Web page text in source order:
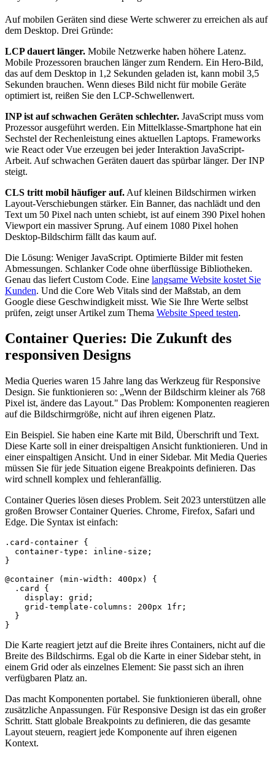
Auf mobilen Geräten sind diese Werte schwerer zu erreichen als auf
dem Desktop. Drei Gründe:
LCP dauert länger. Mobile Netzwerke haben höhere Latenz.
Mobile Prozessoren brauchen länger zum Rendern. Ein Hero-Bild,
das auf dem Desktop in 1,2 Sekunden geladen ist, kann mobil 3,5
Sekunden brauchen. Wenn dieses Bild nicht für mobile Geräte
optimiert ist, reißen Sie den LCP-Schwellenwert.
INP ist auf schwachen Geräten schlechter. JavaScript muss vom
Prozessor ausgeführt werden. Ein Mittelklasse-Smartphone hat ein
Sechstel der Rechenleistung eines aktuellen Laptops. Frameworks
wie React oder Vue erzeugen bei jeder Interaktion JavaScript-
Arbeit. Auf schwachen Geräten dauert das spürbar länger. Der INP
steigt.
CLS tritt mobil häufiger auf. Auf kleinen Bildschirmen wirken
Layout-Verschiebungen stärker. Ein Banner, das nachlädt und den
Text um 50 Pixel nach unten schiebt, ist auf einem 390 Pixel hohen
Viewport ein massiver Sprung. Auf einem 1080 Pixel hohen
Desktop-Bildschirm fällt das kaum auf.
Die Lösung: Weniger JavaScript. Optimierte Bilder mit festen
Abmessungen. Schlanker Code ohne überflüssige Bibliotheken.
Genau das liefert Custom Code. Eine langsame Website kostet Sie
Kunden. Und die Core Web Vitals sind der Maßstab, an dem
Google diese Geschwindigkeit misst. Wie Sie Ihre Werte selbst
prüfen, zeigt unser Artikel zum Thema Website Speed testen.
Container Queries: Die Zukunft des
responsiven Designs
Media Queries waren 15 Jahre lang das Werkzeug für Responsive
Design. Sie funktionieren so: „Wenn der Bildschirm kleiner als 768
Pixel ist, ändere das Layout." Das Problem: Komponenten reagieren
auf die Bildschirmgröße, nicht auf ihren eigenen Platz.
Ein Beispiel. Sie haben eine Karte mit Bild, Überschrift und Text.
Diese Karte soll in einer dreispaltigen Ansicht funktionieren. Und in
einer einspaltigen Ansicht. Und in einer Sidebar. Mit Media Queries
müssen Sie für jede Situation eigene Breakpoints definieren. Das
wird schnell komplex und fehleranfällig.
Container Queries lösen dieses Problem. Seit 2023 unterstützen alle
großen Browser Container Queries. Chrome, Firefox, Safari und
Edge. Die Syntax ist einfach:
.card-container {
  container-type: inline-size;
}
@container (min-width: 400px) {
  .card {
    display: grid;
    grid-template-columns: 200px 1fr;
  }
Die Karte reagiert jetzt auf die Breite ihres Containers, nicht auf die
Breite des Bildschirms. Egal ob die Karte in einer Sidebar steht, in
einem Grid oder als einzelnes Element: Sie passt sich an ihren
verfügbaren Platz an.
Das macht Komponenten portabel. Sie funktionieren überall, ohne
zusätzliche Anpassungen. Für Responsive Design ist das ein großer
Schritt. Statt globale Breakpoints zu definieren, die das gesamte
Layout steuern, reagiert jede Komponente auf ihren eigenen
Kontext.